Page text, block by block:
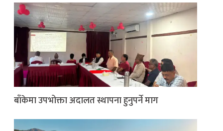
बाँकेमा उपभोक्ता अदालत स्थापना हुनुपर्ने माग